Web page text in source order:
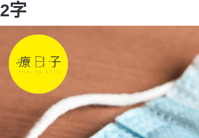
2字